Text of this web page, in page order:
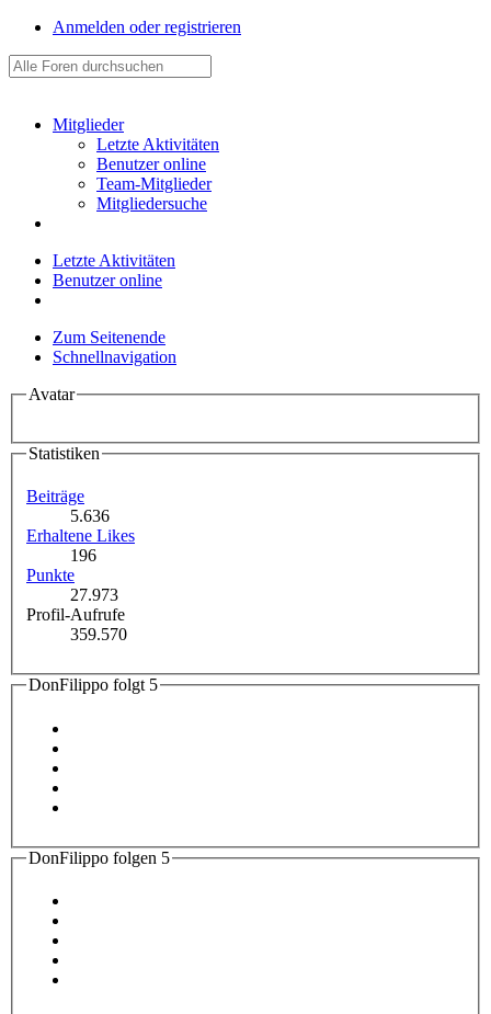
Anmelden oder registrieren
Mitglieder
Letzte Aktivitäten
Benutzer online
Team-Mitglieder
Mitgliedersuche
Letzte Aktivitäten
Benutzer online
Zum Seitenende
Schnellnavigation
Avatar
Statistiken
Beiträge
5.636
Erhaltene Likes
196
Punkte
27.973
Profil-Aufrufe
359.570
DonFilippo folgt 5
DonFilippo folgen 5